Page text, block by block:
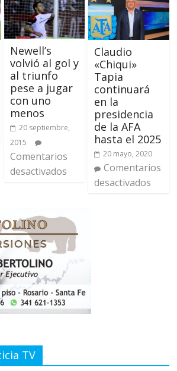
Newell’s
volvió al gol y
al triunfo
pese a jugar
con uno
menos
20 septiembre,
2015
Comentarios
desactivados
Claudio
«Chiqui»
Tapia
continuará
en la
presidencia
de la AFA
hasta el 2025
20 mayo, 2020
Comentarios
desactivados
TV